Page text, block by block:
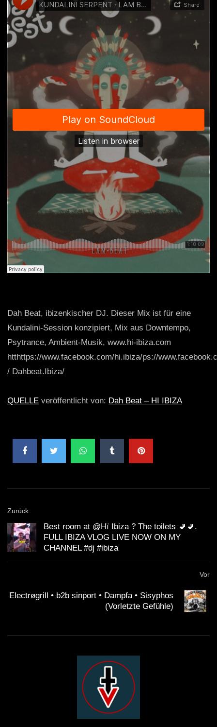
Dah Beat, ibizenkischer DJ. Dieser Mix ist für eine
Kundalini-Session konzipiert, Mix aus Downtempo,
Psytrance, Ambient-Musik, www.hi-ibiza.com
htthttps://www.facebook.com/hi.ibiza/ps://
/ Dahbeat.Ibiza/
QUELLE veröffentlicht von: Dah Beat – HI IBIZA
Zurück
Best room at @Hï Ibiza ? The toilets 🚽🚽.
FULL IBIZA VLOG LIVE NOW ON MY
CHANNEL #dj #ibiza
Vor
Electrøgrill • b2b sinport • Dampfa • Sisyphos
(Vorletzte Gefühle)